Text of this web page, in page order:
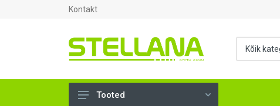
Kontakt
Tooted